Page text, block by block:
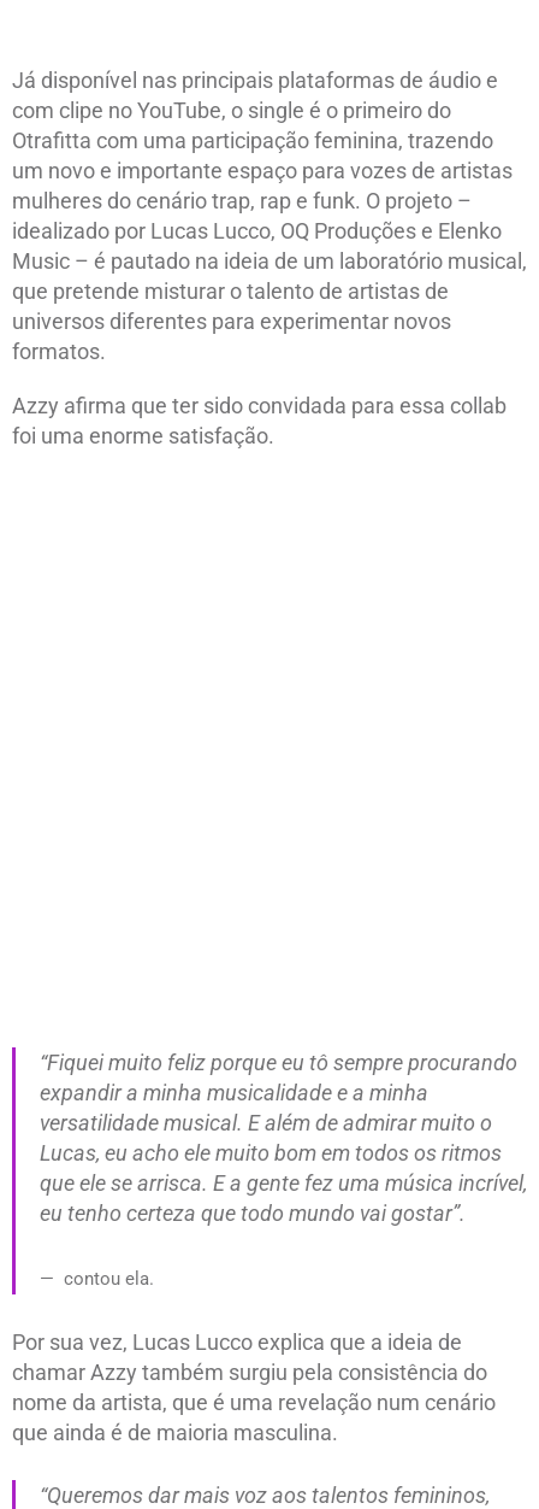
Já disponível nas principais plataformas de áudio e
com clipe no YouTube, o single é o primeiro do
Otrafitta com uma participação feminina, trazendo
um novo e importante espaço para vozes de artistas
mulheres do cenário trap, rap e funk. O projeto –
idealizado por Lucas Lucco, OQ Produções e Elenko
Music – é pautado na ideia de um laboratório musical,
que pretende misturar o talento de artistas de
universos diferentes para experimentar novos
formatos.
Azzy afirma que ter sido convidada para essa collab
foi uma enorme satisfação.
“Fiquei muito feliz porque eu tô sempre procurando
expandir a minha musicalidade e a minha
versatilidade musical. E além de admirar muito o
Lucas, eu acho ele muito bom em todos os ritmos
que ele se arrisca. E a gente fez uma música incrível,
eu tenho certeza que todo mundo vai gostar”.
contou ela.
Por sua vez, Lucas Lucco explica que a ideia de
chamar Azzy também surgiu pela consistência do
nome da artista, que é uma revelação num cenário
que ainda é de maioria masculina.
“Queremos dar mais voz aos talentos femininos,